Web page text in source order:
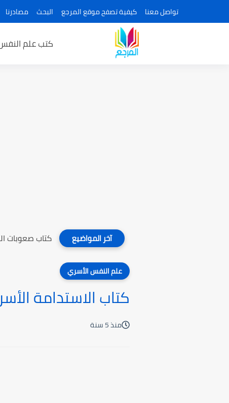
تواصل معنا كيفية تصفح موقع المرجع البحث مصادرنا
كتب علم
آخر المواضيع كتاب صعوبات
علم النفس الأسري
كتاب الاستدامة
منذ 5 سنة